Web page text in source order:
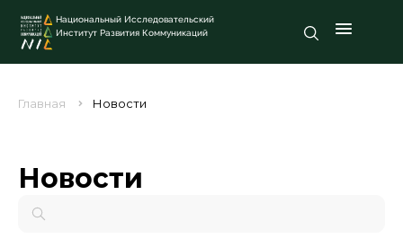
Национальный Исследовательский
Институт Развития Коммуникаций
Главная Новости
Новости